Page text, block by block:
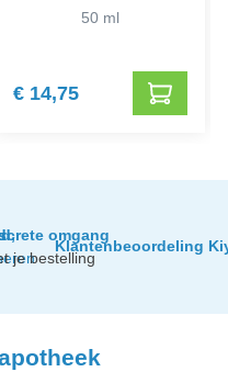
50 ml
€ 14,75
omgang
je bestelling
Klantenbeoordeling